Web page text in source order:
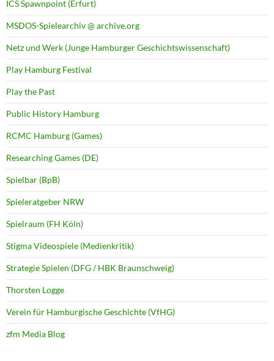
ICS Spawnpoint (Erfurt)
MSDOS-Spielearchiv @ archive.org
Netz und Werk (Junge Hamburger Geschichtswissenschaft)
Play Hamburg Festival
Play the Past
Public History Hamburg
RCMC Hamburg (Games)
Researching Games (DE)
Spielbar (BpB)
Spieleratgeber NRW
Spielraum (FH Köln)
Stigma Videospiele (Medienkritik)
Strategie Spielen (DFG / HBK Braunschweig)
Thorsten Logge
Verein für Hamburgische Geschichte (VfHG)
zfm Media Blog